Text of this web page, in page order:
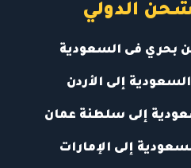
الدولي
فى السعودية
إلى الأردن
إلى سلطنة عمان
إلى الإمارات